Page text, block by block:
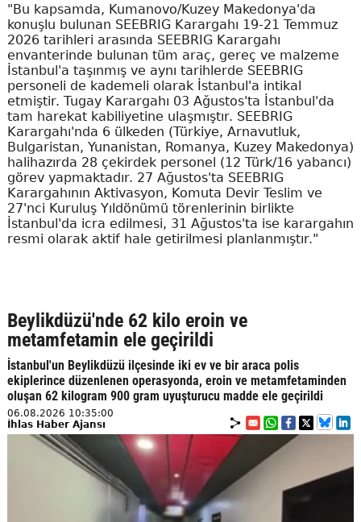
"Bu kapsamda, Kumanovo/Kuzey Makedonya'da
konuşlu bulunan SEEBRIG Karargahı 19-21 Temmuz
2026 tarihleri arasında SEEBRIG Karargahı
envanterinde bulunan tüm araç, gereç ve malzeme
İstanbul'a taşınmış ve aynı tarihlerde SEEBRIG
personeli de kademeli olarak İstanbul'a intikal
etmiştir. Tugay Karargahı 03 Ağustos'ta İstanbul'da
tam harekat kabiliyetine ulaşmıştır. SEEBRIG
Karargahı'nda 6 ülkeden (Türkiye, Arnavutluk,
Bulgaristan, Yunanistan, Romanya, Kuzey Makedonya)
halihazırda 28 çekirdek personel (12 Türk/16 yabancı)
görev yapmaktadır. 27 Ağustos'ta SEEBRIG
Karargahının Aktivasyon, Komuta Devir Teslim ve
27'nci Kuruluş Yıldönümü törenlerinin birlikte
İstanbul'da icra edilmesi, 31 Ağustos'ta ise karargahın
resmi olarak aktif hale getirilmesi planlanmıştır."
Beylikdüzü'nde 62 kilo eroin ve
metamfetamin ele geçirildi
İstanbul'un Beylikdüzü ilçesinde iki ev ve bir araca polis
ekiplerince düzenlenen operasyonda, eroin ve metamfetaminden
oluşan 62 kilogram 900 gram uyuşturucu madde ele geçirildi
06.08.2026 10:35:00
İhlas Haber Ajansı